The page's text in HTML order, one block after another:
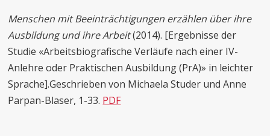
Menschen mit Beeinträchtigungen erzählen über ihre
Ausbildung und ihre Arbeit(2014). [Ergebnisse der
Studie «Arbeitsbiografische Verläufe nach einer IV-
Anlehre oder Praktischen Ausbildung (PrA)» in leichter
Sprache].Geschrieben von Michaela Studer und Anne
Parpan-Blaser, 1-33. PDF